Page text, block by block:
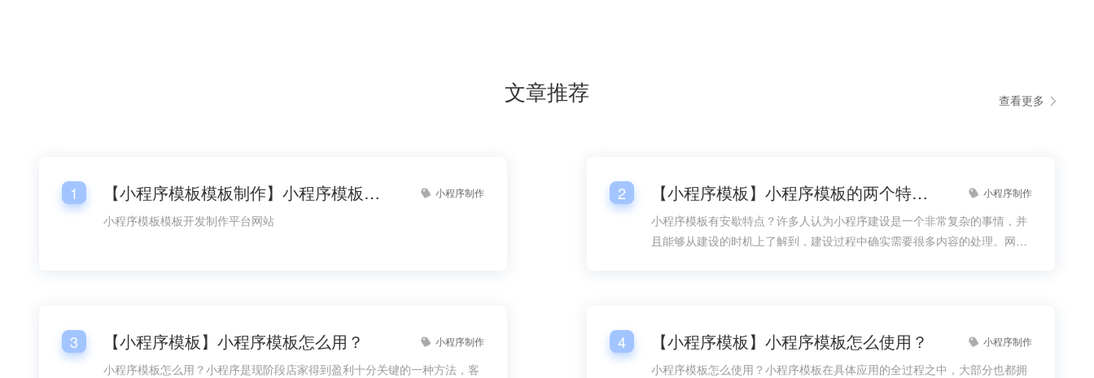
文章推荐 查看更多
1 【小程序模板模板制作】小程序模板模板开发平台网站 小程序制作
小程序模板模板开发制作平台网站
2 【小程序模板】小程序模板的两个特点！ 小程序制作
小程序模板有安歇特点？许多人认为小程序建设是一个非常复杂的事情，并
且能够从建设的时机上了解到，建设过程中确实需要很多内容的处理。网页
3 【小程序模板】小程序模板怎么用？ 小程序制作
小程序模板怎么用？小程序是现阶段店家得到盈利十分关键的一种方法，客
4 【小程序模板】小程序模板怎么使用？ 小程序制作
小程序模板怎么使用？小程序模板在具体应用的全过程之中，大部分也都拥